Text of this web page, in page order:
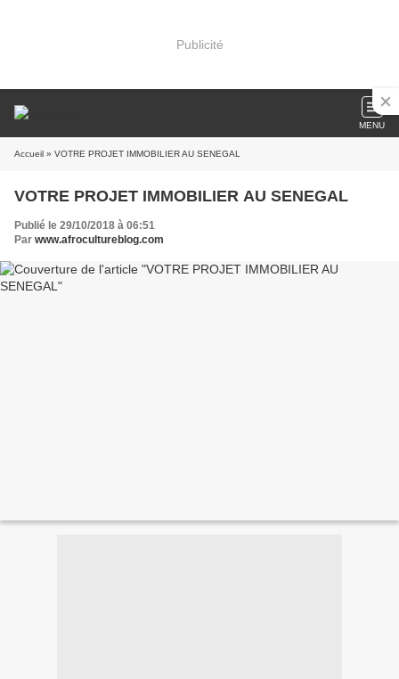
Publicité
MENU
Accueil » VOTRE PROJET IMMOBILIER AU SENEGAL
VOTRE PROJET IMMOBILIER AU SENEGAL
Publié le 29/10/2018 à 06:51
Par www.afrocultureblog.com